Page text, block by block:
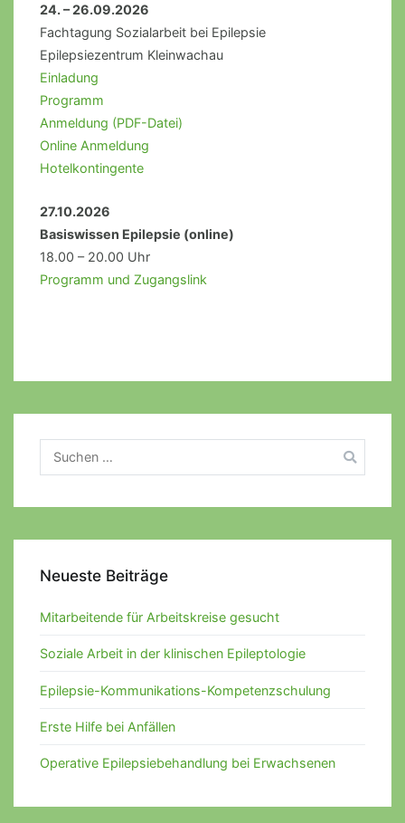
24. – 26.09.2026
Fachtagung Sozialarbeit bei Epilepsie
Epilepsiezentrum Kleinwachau
Einladung
Programm
Anmeldung (PDF-Datei)
Online Anmeldung
Hotelkontingente
27.10.2026
Basiswissen Epilepsie (online)
18.00 – 20.00 Uhr
Programm und Zugangslink
Suchen
nach:
Neueste Beiträge
Mitarbeitende für Arbeitskreise gesucht
Soziale Arbeit in der klinischen Epileptologie
Epilepsie-Kommunikations-Kompetenzschulung
Erste Hilfe bei Anfällen
Operative Epilepsiebehandlung bei Erwachsenen